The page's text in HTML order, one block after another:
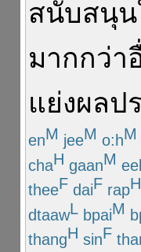
สนับสนุน
มากกว่า
แย่งผลป
enM jeeM o:hM
chaH gaanM
theeF daiF rapH
dtaawL bpaiM
thangH sinF